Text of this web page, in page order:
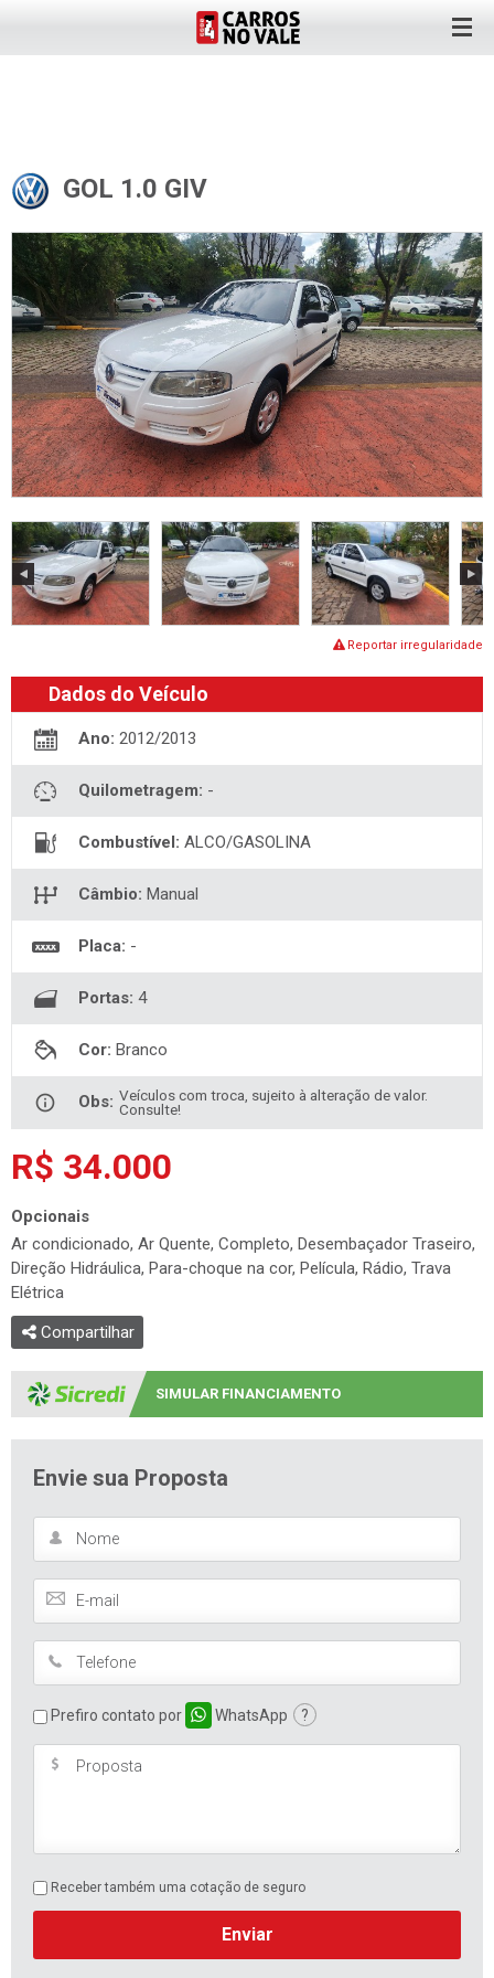
GOL 1.0 GIV
Reportar irregularidade
Dados do Veículo
Ano: 2012/2013
Quilometragem: -
Combustível: ALCO/GASOLINA
Câmbio: Manual
Placa: -
Portas: 4
Cor: Branco
Obs: Veículos com troca, sujeito à alteração de valor.
Consulte!
R$ 34.000
Opcionais
Ar condicionado, Ar Quente, Completo, Desembaçador Traseiro,
Direção Hidráulica, Para-choque na cor, Película, Rádio, Trava
Elétrica
Compartilhar
SIMULAR FINANCIAMENTO
Envie sua Proposta
Prefiro contato por WhatsApp ?
Receber também uma cotação de seguro
Enviar